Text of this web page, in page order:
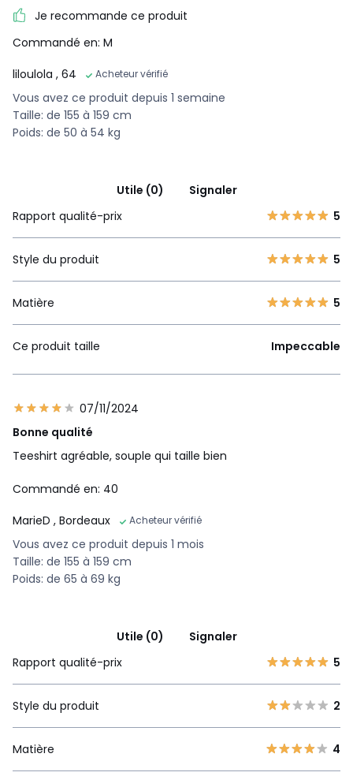
Je recommande ce produit
Commandé en: M
liloulola , 64 Acheteur vérifié
Vous avez ce produit depuis 1 semaine
Taille: de 155 à 159 cm
Poids: de 50 à 54 kg
Utile (0)
Signaler
Rapport qualité-prix
5
Style du produit 5
Matière 5
Ce produit taille Impeccable
07/11/2024
Bonne qualité
Teeshirt agréable, souple qui taille bien
Commandé en: 40
MarieD , Bordeaux Acheteur vérifié
Vous avez ce produit depuis 1 mois
Taille: de 155 à 159 cm
Poids: de 65 à 69 kg
Utile (0)
Signaler
Rapport qualité-prix
5
Style du produit 2
Matière 4